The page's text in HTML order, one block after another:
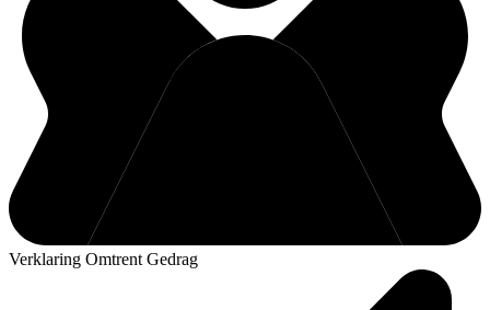
Verklaring Omtrent Gedrag